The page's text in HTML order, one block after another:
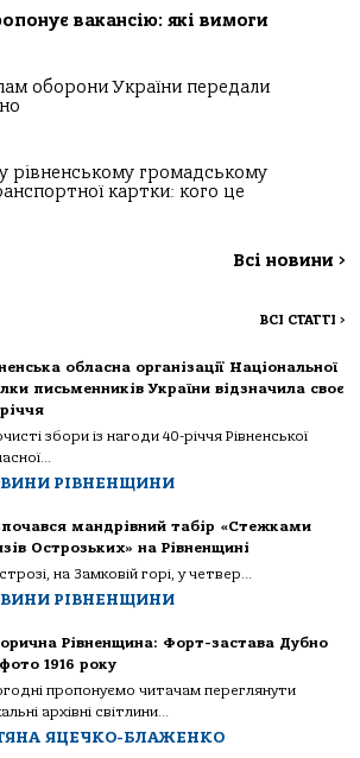
вакансію: які вимоги
оборони України передали
рівненському громадському
картки: кого це
Всі новини >
ВСІ СТАТТІ >
обласна організації Національної
письменників України відзначила своє
збори із нагоди 40-річчя Рівненської
РІВНЕНЩИНИ
мандрівний табір «Стежками
Острозьких» на Рівненщині
на Замковій горі, у четвер...
РІВНЕНЩИНИ
Рівненщина: Форт-застава Дубно
1916 року
пропонуємо читачам переглянути
архівні світлини...
ЯЦЕЧКО-БЛАЖЕНКО